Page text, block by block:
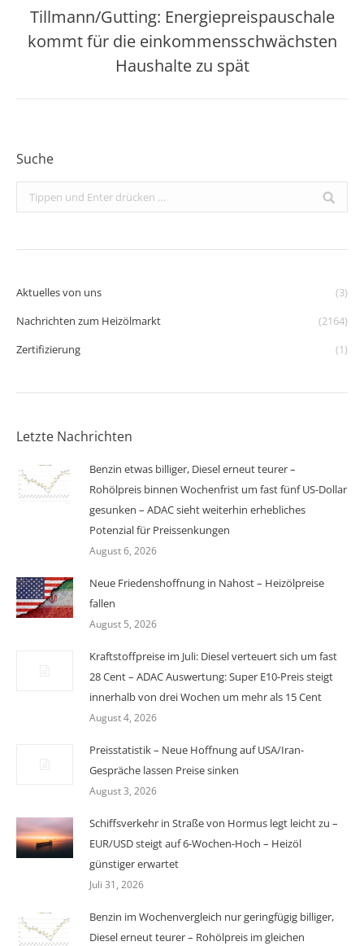
Nächster
Beitrag:
Tillmann/Gutting: Energiepreispauschale
kommt für die einkommensschwächsten
Haushalte zu spät
Suche
Search:
Aktuelles von uns
(3)
Nachrichten zum Heizölmarkt
(2164)
Zertifizierung
(1)
Letzte Nachrichten
Benzin etwas billiger, Diesel erneut teurer –
Rohölpreis binnen Wochenfrist um fast fünf US-Dollar
gesunken – ADAC sieht weiterhin erhebliches
Potenzial für Preissenkungen
August 6, 2026
Neue Friedenshoffnung in Nahost – Heizölpreise
fallen
August 5, 2026
Kraftstoffpreise im Juli: Diesel verteuert sich um fast
28 Cent – ADAC Auswertung: Super E10-Preis steigt
innerhalb von drei Wochen um mehr als 15 Cent
August 4, 2026
Preisstatistik – Neue Hoffnung auf USA/Iran-
Gespräche lassen Preise sinken
August 3, 2026
Schiffsverkehr in Straße von Hormus legt leicht zu –
EUR/USD steigt auf 6-Wochen-Hoch – Heizöl
günstiger erwartet
Juli 31, 2026
Benzin im Wochenvergleich nur geringfügig billiger,
Diesel erneut teurer – Rohölpreis im gleichen